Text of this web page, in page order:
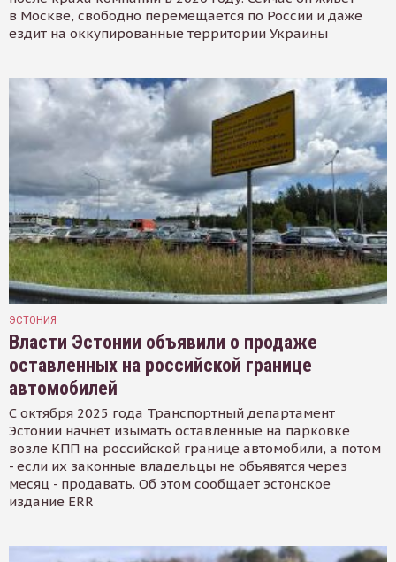
в Москве, свободно перемещается по России и даже
ездит на оккупированные территории Украины
ЭСТОНИЯ
Власти Эстонии объявили о продаже
оставленных на российской границе
автомобилей
С октября 2025 года Транспортный департамент
Эстонии начнет изымать оставленные на парковке
возле КПП на российской границе автомобили, а потом
- если их законные владельцы не объявятся через
месяц - продавать. Об этом сообщает эстонское
издание ERR